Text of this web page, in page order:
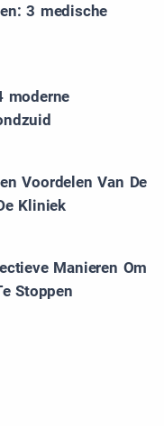
3 medische
moderne
Voordelen Van De
Kliniek
Manieren Om
Stoppen